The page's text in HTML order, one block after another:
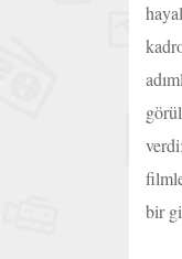
bir